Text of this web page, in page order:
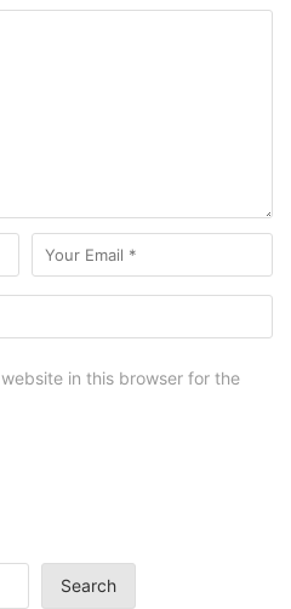
in this browser for the
Search